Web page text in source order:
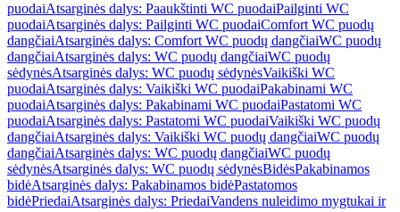
puodaiAtsarginės dalys: Paaukštinti WC puodaiPailginti WC
puodaiAtsarginės dalys: Pailginti WC puodaiComfort WC puodų
dangčiaiAtsarginės dalys: Comfort WC puodų dangčiaiWC puodų
dangčiaiAtsarginės dalys: WC puodų dangčiaiWC puodų
sėdynėsAtsarginės dalys: WC puodų sėdynėsVaikiški WC
puodaiAtsarginės dalys: Vaikiški WC puodaiPakabinami WC
puodaiAtsarginės dalys: Pakabinami WC puodaiPastatomi WC
puodaiAtsarginės dalys: Pastatomi WC puodaiVaikiški WC puodų
dangčiaiAtsarginės dalys: Vaikiški WC puodų dangčiaiWC puodų
dangčiaiAtsarginės dalys: WC puodų dangčiaiWC puodų
sėdynėsAtsarginės dalys: WC puodų sėdynėsBidėsPakabinamos
bidėAtsarginės dalys: Pakabinamos bidėPastatomos
bidėPriedaiAtsarginės dalys: PriedaiVandens nuleidimo mygtukai ir